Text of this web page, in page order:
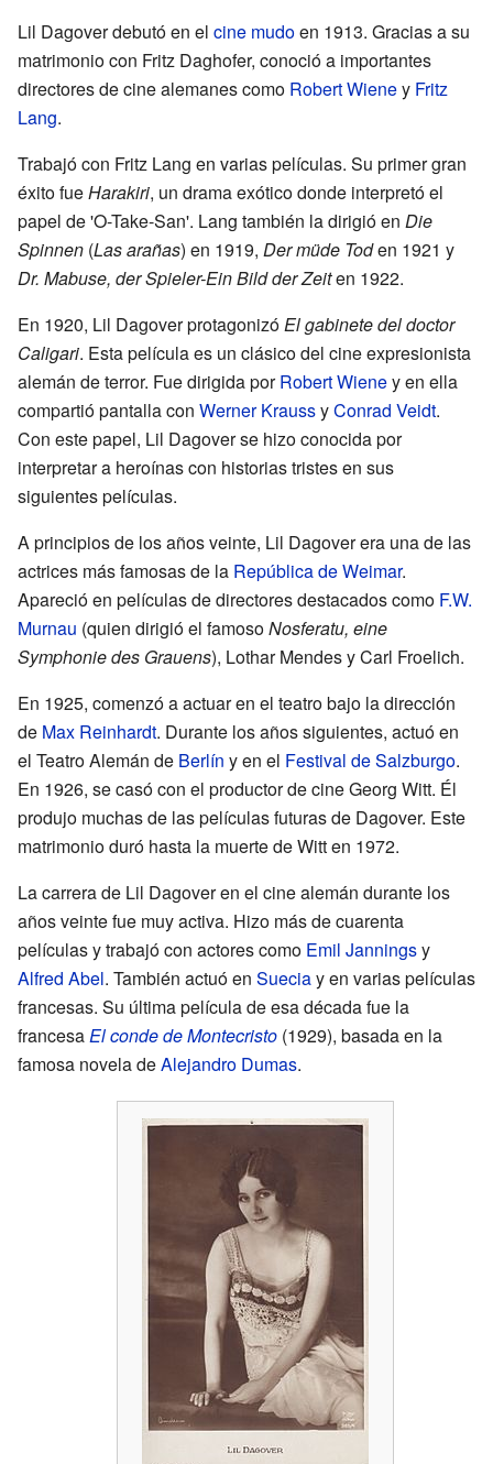
Lil Dagover debutó en el cine mudoen 1913. Gracias a su
matrimonio con Fritz Daghofer, conoció a importantes
directores de cine alemanes como Robert Wieney Fritz
Lang.
Trabajó con Fritz Lang en varias películas. Su primer gran
éxito fueHarakiri, un drama exótico donde interpretó el
papel de 'O-Take-San'. Lang también la dirigió en Die
Spinnen (Las arañas) en 1919, Der müde Toden 1921 y
Dr. Mabuse, der Spieler-Ein Bild der Zeiten 1922.
En 1920, Lil Dagover protagonizóEl gabinete del doctor
Caligari. Esta película es un clásico del cine expresionista
alemán de terror. Fue dirigida porRobert Wieney en ella
compartió pantalla con Werner KraussyConrad Veidt.
Con este papel, Lil Dagover se hizo conocida por
interpretar a heroínas con historias tristes en sus
siguientes películas.
A principios de los años veinte, Lil Dagover era una de las
actrices más famosas de la República de Weimar.
Apareció en películas de directores destacados como F.W.
Murnau (quien dirigió el famosoNosferatu, eine
Symphonie des Grauens), Lothar Mendes y Carl Froelich.
En 1925, comenzó a actuar en el teatro bajo la dirección
de Max Reinhardt. Durante los años siguientes, actuó en
el Teatro Alemán de Berlín y en el Festival de Salzburgo.
En 1926, se casó con el productor de cine Georg Witt. Él
produjo muchas de las películas futuras de Dagover. Este
matrimonio duró hasta la muerte de Witt en 1972.
La carrera de Lil Dagover en el cine alemán durante los
años veinte fue muy activa. Hizo más de cuarenta
películas y trabajó con actores como Emil Janningsy
Alfred Abel. También actuó en Sueciay en varias películas
francesas. Su última película de esa década fue la
francesaEl conde de Montecristo (1929), basada en la
famosa novela deAlejandro Dumas.